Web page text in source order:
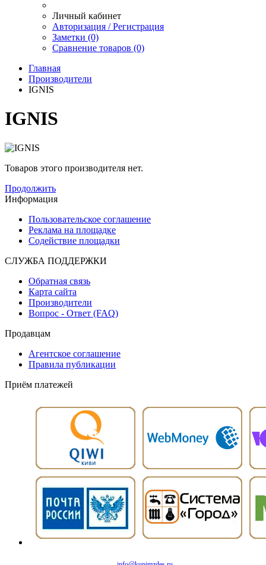
Личный кабинет
Авторизация / Регистрация
Заметки (0)
Сравнение товаров (0)
Главная
Производители
IGNIS
IGNIS
Товаров этого производителя нет.
Продолжить
Информация
Пользовательское соглашение
Реклама на площадке
Содействие площадки
СЛУЖБА ПОДДЕРЖКИ
Обратная связь
Карта сайта
Производители
Вопрос - Ответ (FAQ)
Продавцам
Агентское соглашение
Правила публикации
Приём платежей